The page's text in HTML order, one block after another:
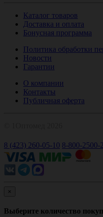
Каталог товаров
Доставка и оплата
Бонусная программа
Политика обработки
Новости
Гарантии
О компании
Контакты
Публичная оферта
8 (423) 260-05-10 8-800-2500-
×
Выберите количество